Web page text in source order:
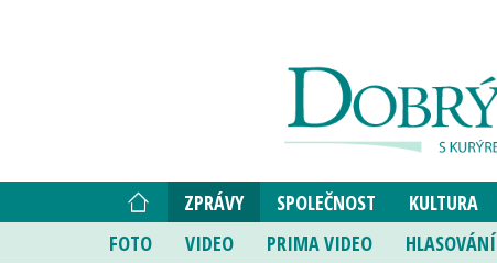
ZPRÁVY SPOLEČNOST KULTURA
FOTO
VIDEO PRIMA VIDEO HLASOVÁNÍ